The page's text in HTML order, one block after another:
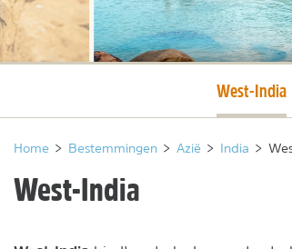
Huidige
West-India
Home > Bestemmingen > Azië > India >
West-India